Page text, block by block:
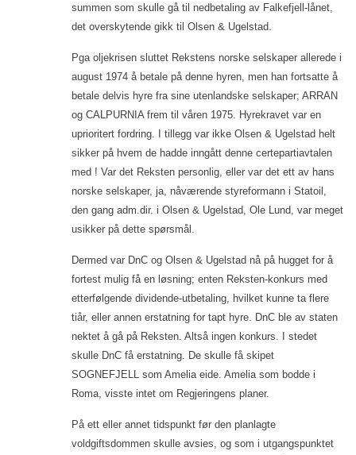
summen som skulle gå til nedbetaling av Falkefjell-lånet,
det overskytende gikk til Olsen & Ugelstad.
Pga oljekrisen sluttet Rekstens norske selskaper allerede i
august 1974 å betale på denne hyren, men han fortsatte å
betale delvis hyre fra sine utenlandske selskaper; ARRAN
og CALPURNIA frem til våren 1975. Hyrekravet var en
uprioritert fordring. I tillegg var ikke Olsen & Ugelstad helt
sikker på hvem de hadde inngått denne certepartiavtalen
med ! Var det Reksten personlig, eller var det ett av hans
norske selskaper, ja, nåværende styreformann i Statoil,
den gang adm.dir. i Olsen & Ugelstad, Ole Lund, var meget
usikker på dette spørsmål.
Dermed var DnC og Olsen & Ugelstad nå på hugget for å
fortest mulig få en løsning; enten Reksten-konkurs med
etterfølgende dividende-utbetaling, hvilket kunne ta flere
tiår, eller annen erstatning for tapt hyre. DnC ble av staten
nektet å gå på Reksten. Altså ingen konkurs. I stedet
skulle DnC få erstatning. De skulle få skipet
SOGNEFJELL som Amelia eide. Amelia som bodde i
Roma, visste intet om Regjeringens planer.
På ett eller annet tidspunkt før den planlagte
voldgiftsdommen skulle avsies, og som i utgangspunktet